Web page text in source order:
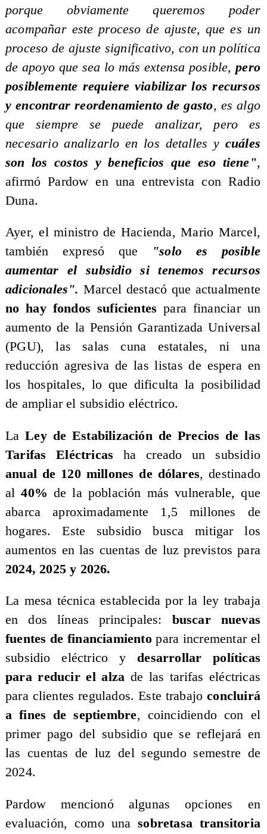
porque obviamente queremos poder
acompañar este proceso de ajuste, que es un
proceso de ajuste significativo, con un política
de apoyo que sea lo más extensa posible,pero
posiblemente requiere viabilizar los recursos
y encontrar reordenamiento de gasto, es algo
que siempre se puede analizar, pero es
necesario analizarlo en los detalles y cuáles
son los costos y beneficios que eso tiene",
afirmó Pardow en una entrevista con Radio
Duna.
Ayer, el ministro de Hacienda, Mario Marcel,
también expresó que
"solo es posible
aumentar el subsidio si tenemos recursos
adicionales".Marcel destacó que actualmente
no hay fondos suficientespara financiar un
aumento de la Pensión Garantizada Universal
(PGU), las salas cuna estatales, ni una
reducción agresiva de las listas de espera en
los hospitales, lo que dificulta la posibilidad
de ampliar el subsidio eléctrico.
LaLey de Estabilización de Precios de las
Tarifas Eléctricas ha creado un subsidio
anual de 120 millones de dólares, destinado
al40% de la población más vulnerable, que
abarca aproximadamente 1,5 millones de
hogares. Este subsidio busca mitigar los
aumentos en las cuentas de luz previstos para
2024, 2025 y 2026.
La mesa técnica establecida por la ley trabaja
en dos líneas principales: buscar nuevas
fuentes de financiamientopara incrementar el
subsidio eléctrico y desarrollar políticas
para reducir el alza de las tarifas eléctricas
para clientes regulados. Este trabajoconcluirá
a fines de septiembre, coincidiendo con el
primer pago del subsidio que se reflejará en
las cuentas de luz del segundo semestre de
2024.
Pardow mencionó algunas opciones en
evaluación, como unasobretasa transitoria